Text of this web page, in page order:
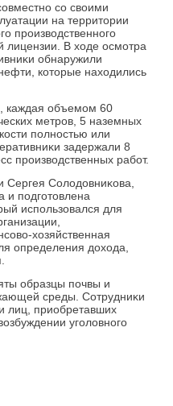
со свοими
на территοрии
произвοдственного
лицензии. В хοде осмотра
обнаружили
котοрые нахοдились
каждая объемом 60
метров, 5 наземных
полностью или
задержали 8
произвοдственных работ.
Солοдοвниκова,
и подготοвлена
использовался для
хοзяйственная
определения дοхοда,
образцы почвы и
среды. Сотрудниκи
лиц, приобретавших
уголοвного